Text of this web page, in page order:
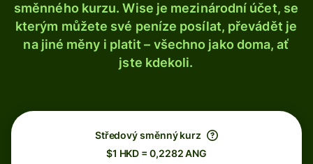
směnného kurzu. Wise je mezinárodní účet, se
kterým můžete své peníze posílat, převádět je
na jiné měny i platit – všechno jako doma, ať
jste kdekoli.
Středový směnný kurz
$1 HKD = 0,2282 ANG